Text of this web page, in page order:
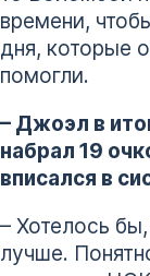
времени,
дня, которые
помогли.
– Джоэл в
набрал 19
вписался в
– Хотелось
лучше.